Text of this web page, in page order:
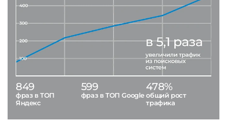
849
фраз в ТОП
Яндекс
599
фраз в ТОП Google
478%
общий рост
трафика